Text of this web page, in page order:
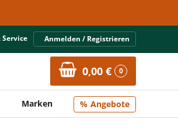
Anmelden / Registrieren
0,00 € 0
Marken Angebote